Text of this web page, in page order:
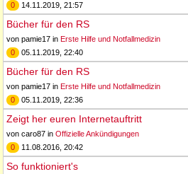
0
14.11.2019, 21:57
Bücher für den RS
von pamie17 in Erste Hilfe und Notfallmedizin
0
05.11.2019, 22:40
Bücher für den RS
von pamie17 in Erste Hilfe und Notfallmedizin
0
05.11.2019, 22:36
Zeigt her euren Internetauftritt
von caro87 in Offizielle Ankündigungen
0
11.08.2016, 20:42
So funktioniert's